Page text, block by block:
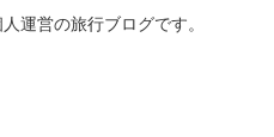
運営の旅行ブログです。